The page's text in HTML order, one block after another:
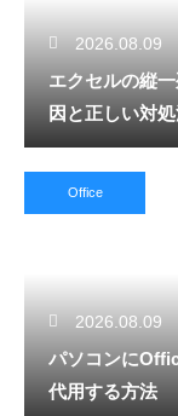
2026.08.09
エクセルの縦
因と正しい対
Office
2026.08.09
パソコンに
代用する方法